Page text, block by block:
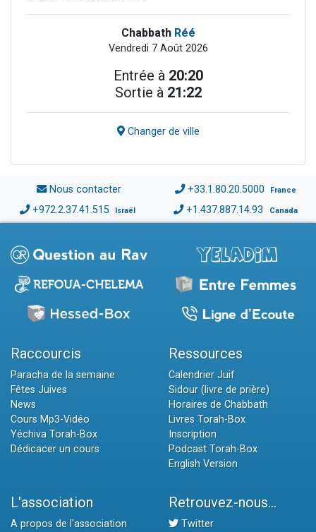
Chabbath Réé
Vendredi 7 Août 2026
Entrée à 20:20
Sortie à 21:22
Changer de ville
Nous contacter +33.1.80.20.5000 France
+972.2.37.41.515 Israël +1.437.887.14.93 Canada
Raccourcis
Paracha de la semaine
Fêtes Juives
News
Cours Mp3-Vidéo
Yéchiva Torah-Box
Dédicacer un cours
Ressources
Calendrier Juif
Sidour (livre de prière)
Horaires de Chabbath
Livres Torah-Box
Inscription
Podcast Torah-Box
English Version
L'association
A propos de l'association
Retrouvez-nous...
Twitter